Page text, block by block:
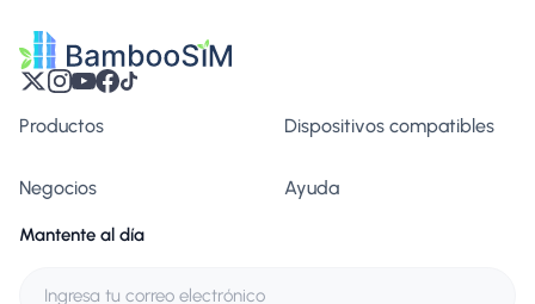
Productos Dispositivos compatibles
Negocios Ayuda
Mantente al día